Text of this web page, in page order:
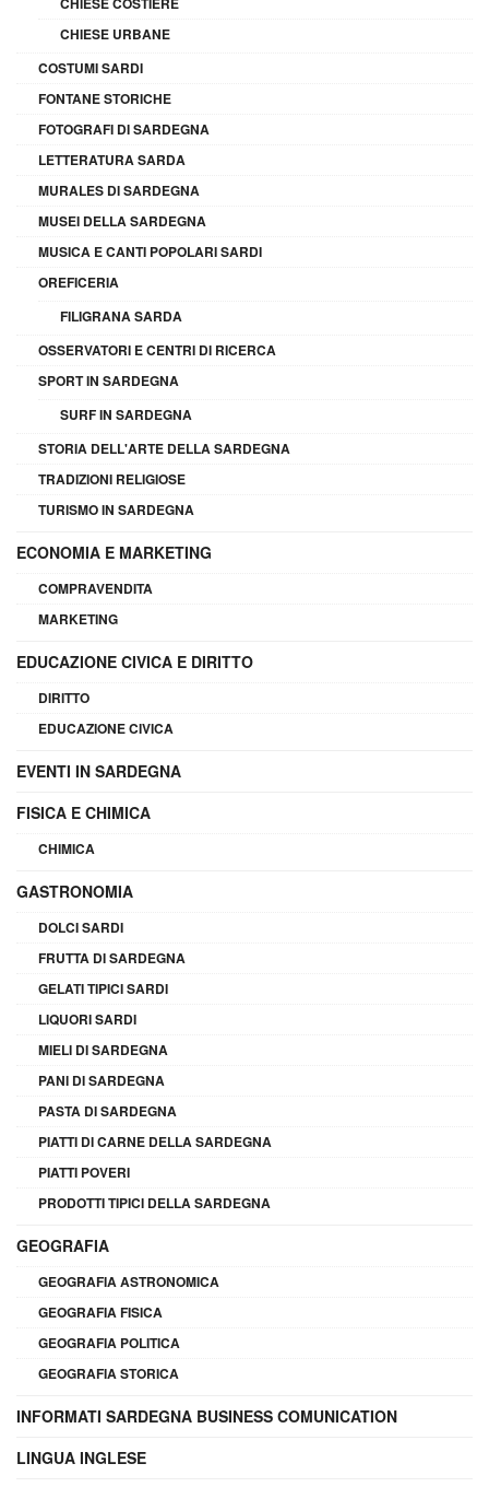
CHIESE URBANE
COSTUMI SARDI
FONTANE STORICHE
FOTOGRAFI DI SARDEGNA
LETTERATURA SARDA
MURALES DI SARDEGNA
MUSEI DELLA SARDEGNA
MUSICA E CANTI POPOLARI SARDI
OREFICERIA
FILIGRANA SARDA
OSSERVATORI E CENTRI DI RICERCA
SPORT IN SARDEGNA
SURF IN SARDEGNA
STORIA DELL'ARTE DELLA SARDEGNA
TRADIZIONI RELIGIOSE
TURISMO IN SARDEGNA
ECONOMIA E MARKETING
COMPRAVENDITA
MARKETING
EDUCAZIONE CIVICA E DIRITTO
DIRITTO
EDUCAZIONE CIVICA
EVENTI IN SARDEGNA
FISICA E CHIMICA
CHIMICA
GASTRONOMIA
DOLCI SARDI
FRUTTA DI SARDEGNA
GELATI TIPICI SARDI
LIQUORI SARDI
MIELI DI SARDEGNA
PANI DI SARDEGNA
PASTA DI SARDEGNA
PIATTI DI CARNE DELLA SARDEGNA
PIATTI POVERI
PRODOTTI TIPICI DELLA SARDEGNA
GEOGRAFIA
GEOGRAFIA ASTRONOMICA
GEOGRAFIA FISICA
GEOGRAFIA POLITICA
GEOGRAFIA STORICA
INFORMATI SARDEGNA BUSINESS COMUNICATION
LINGUA INGLESE